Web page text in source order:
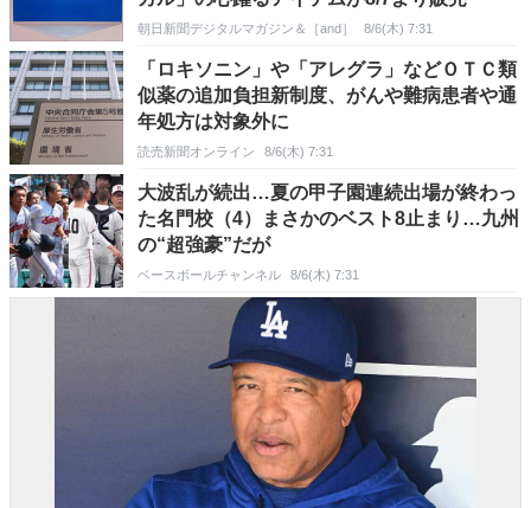
朝日新聞デジタルマガジン＆［and］ 8/6(木) 7:31
「ロキソニン」や「アレグラ」などＯＴＣ類
似薬の追加負担新制度、がんや難病患者や通
年処方は対象外に
読売新聞オンライン 8/6(木) 7:31
大波乱が続出…夏の甲子園連続出場が終わっ
た名門校（4）まさかのベスト8止まり…九州
の“超強豪”だが
ベースボールチャンネル 8/6(木) 7:31